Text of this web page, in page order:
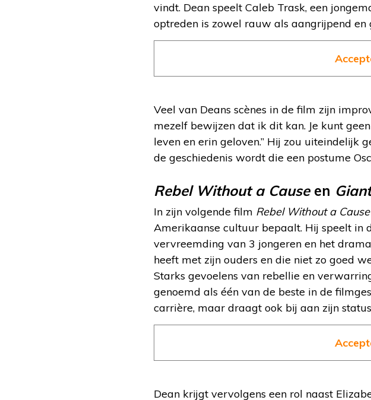
vindt. Dean speelt Caleb Trask, een
optreden is zowel rauw als aangrijpend
Veel van Deans scènes in de film zijn
mezelf bewijzen dat ik dit kan. Je kunt
leven en erin geloven.” Hij zou uiteindelijk
de geschiedenis wordt die een postume
Rebel Without a Causeen Giant
In zijn volgende film Rebel Without a Cause
Amerikaanse cultuur bepaalt. Hij speelt in
vervreemding van 3 jongeren en het
heeft met zijn ouders en die niet zo goed
Starks gevoelens van rebellie en
genoemd als één van de beste in de
carrière, maar draagt ook bij aan zijn
Dean krijgt vervolgens een rol naast